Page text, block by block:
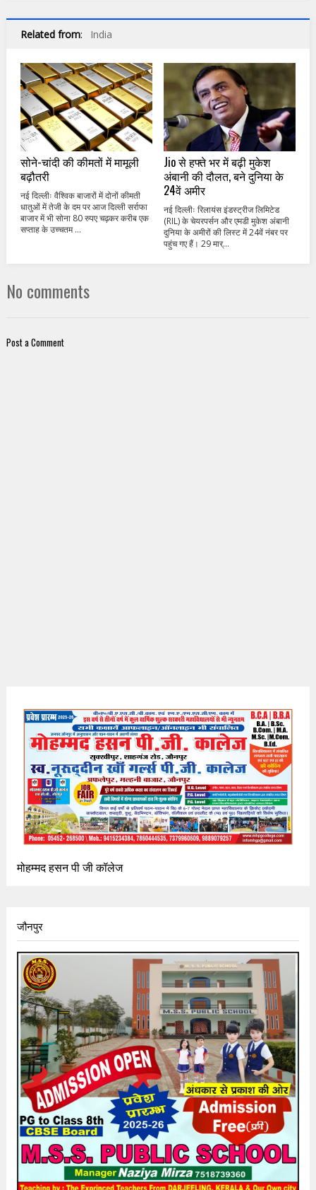
Related from: India
सोने-चांदी की कीमतों में मामूली
बढ़ौतरी
नई दिल्लीः वैश्विक बाजारों में दोनों कीमती
धातुओं में तेजी के दम पर आज दिल्ली सर्राफा
बाजार में भी सोना 80 रुपए चढ़कर करीब एक
सप्ताह के उच्चतम ...
Jio से हफ्ते भर में बढ़ी मुकेश
अंबानी की दौलत, बने दुनिया के
24वें अमीर
नई दिल्लीः रिलायंस इंडस्ट्रीज लिमिटेड
(RIL) के चेयरपर्सन और एमडी मुकेश अंबानी
दुनिया के अमीरों की लिस्ट में 24वें नंबर पर
पहुंच गए हैं। 29 मार्...
No comments
Post a Comment
मोहम्मद हसन पी जी कॉलेज
जौनपुर